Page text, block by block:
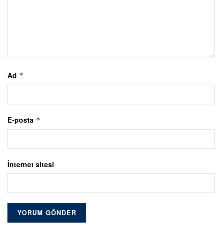
Ad *
E-posta *
İnternet sitesi